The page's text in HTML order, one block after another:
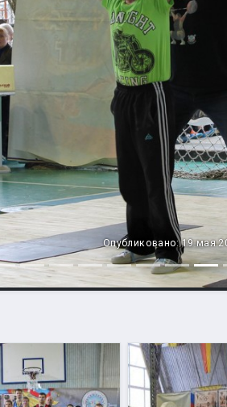
Опубликовано: 19 мая